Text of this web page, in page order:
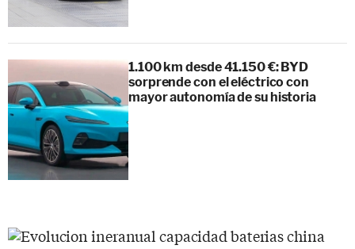
1.100 km desde 41.150 €: BYD
sorprende con el eléctrico con
mayor autonomía de su historia